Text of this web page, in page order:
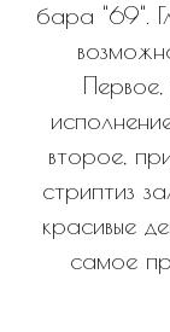
бара "69".
Первое,
второе,
стриптиз
красивые
самое